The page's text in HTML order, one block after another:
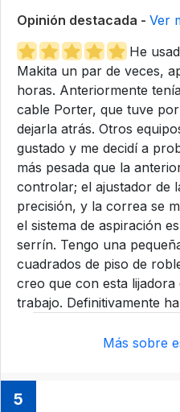
Opinión destacada - Ver
He
Makita un par de veces,
horas. Anteriormente
cable Porter, que tuve
dejarla atrás. Otros
gustado y me decidí a
más pesada que la
controlar; el ajustador de
precisión, y la correa se
el sistema de aspiración
serrín. Tengo una
cuadrados de piso de
creo que con esta lijadora
trabajo. Definitivamente
Más sobre
5